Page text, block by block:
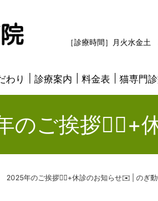
［診療時間］月火水金
わり 診療案内 料金表 猫専門
のご挨拶
2025年のご挨拶🙇‍♀️+休診のお知らせ✉️ | のぎ